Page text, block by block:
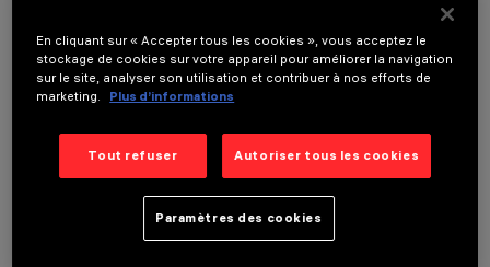
COMPOSANTS OPTIONNELS
En cliquant sur « Accepter tous les cookies », vous acceptez le
stockage de cookies sur votre appareil pour améliorer la navigation
sur le site, analyser son utilisation et contribuer à nos efforts de
marketing.
Plus d’informations
Tout refuser Autoriser tous les cookies
Paramètres des cookies